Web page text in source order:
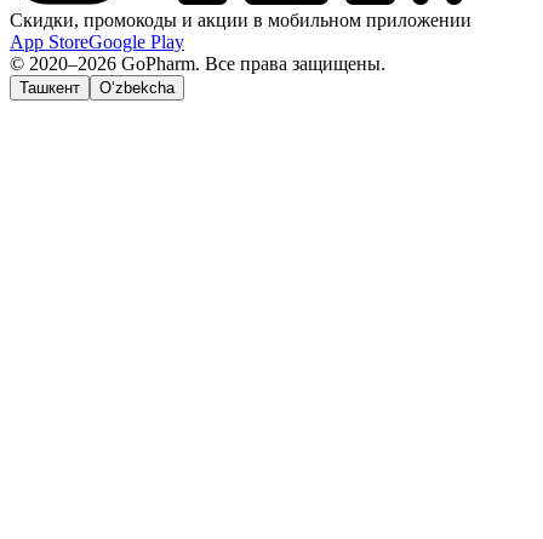
Скидки, промокоды и акции в мобильном приложении
App StoreGoogle Play
© 2020–2026 GoPharm. Все права защищены.
Ташкент O‘zbekcha